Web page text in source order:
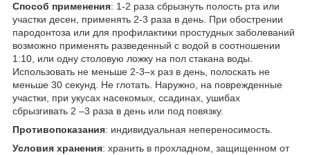
Способ применения: 1-2 раза сбрызнуть полость рта или
участки десен, применять 2-3 раза в день. При обострении
пародонтоза или для профилактики простудных заболеваний
возможно применять разведенный с водой в соотношении
1:10, или одну столовую ложку на пол стакана воды.
Использовать не меньше 2-3–х раз в день, полоскать не
меньше 30 секунд. Не глотать. Наружно, на поврежденные
участки, при укусах насекомых, ссадинах, ушибах
сбрызгивать 2 –3 раза в день или под повязку.
Противопоказания: индивидуальная непереносимость.
Условия хранения: хранить в прохладном, защищенном от